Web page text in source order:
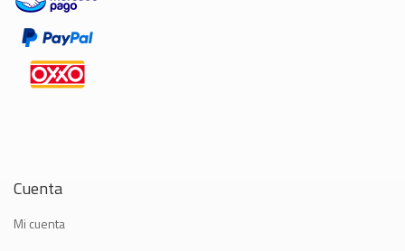
Cuenta
Mi cuenta